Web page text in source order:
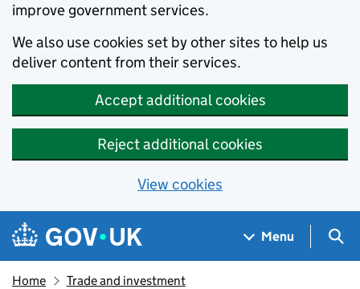
improve government services.
We also use cookies set by other sites to help us
deliver content from their services.
Accept additional cookies
Reject additional cookies
View cookies
Skip to main content
Navigation menu
Menu
Home Trade and investment